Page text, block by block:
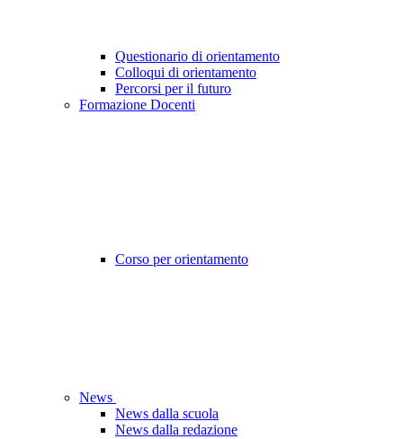
Questionario di orientamento
Colloqui di orientamento
Percorsi per il futuro
Formazione Docenti
Corso per orientamento
News
News dalla scuola
News dalla redazione